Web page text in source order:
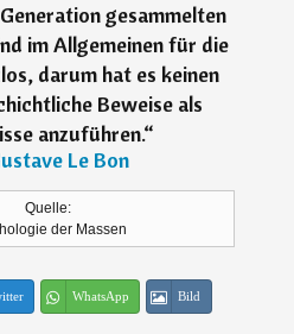
gesammelten
im Allgemeinen für die
darum hat es keinen
Beweise als
anzuführen.“
Le Bon
Quelle:
der Massen
WhatsApp Bild